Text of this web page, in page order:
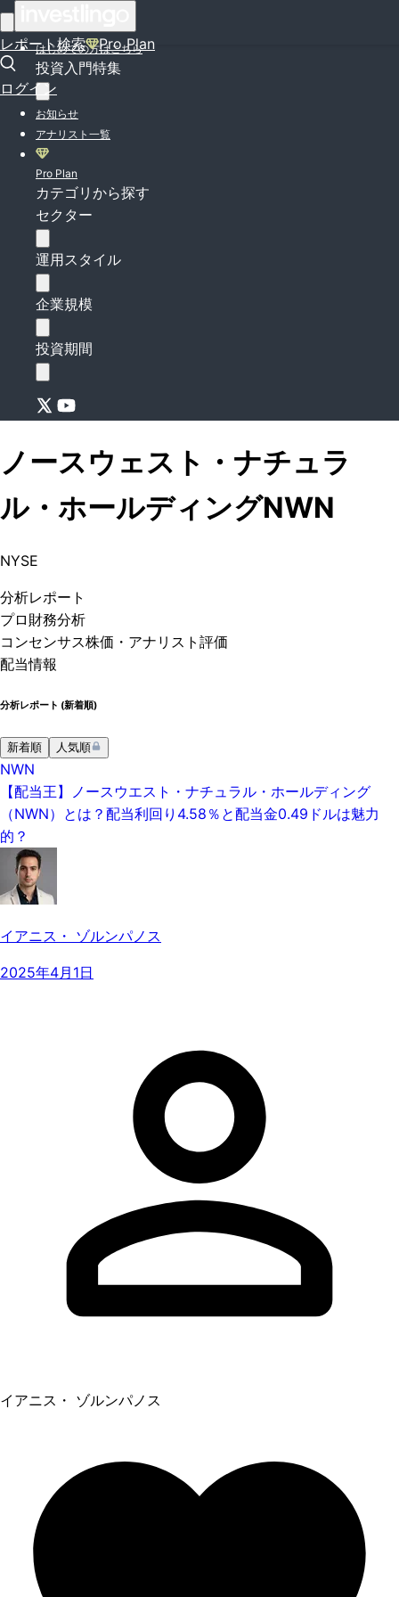
レポート検索 Pro Plan
ログイン
はじめての方はこちら
投資入門特集
お知らせ
アナリスト一覧
Pro Plan
カテゴリから探す
セクター
運用スタイル
企業規模
投資期間
ノースウェスト・ナチュラ
ル・ホールディングNWN
NYSE
分析レポート
プロ 財務分析
コンセンサス株価 ・アナリスト評価
配当情報
分析レポート (新着順)
新着順 人気順
NWN
【配当王】ノースウエスト・ナチュラル・ホールディング
（NWN）とは？配当利回り4.58％と配当金0.49ドルは魅力
的？
イアニス・ ゾルンパノス
2025年4月1日
イアニス・ ゾルンパノス